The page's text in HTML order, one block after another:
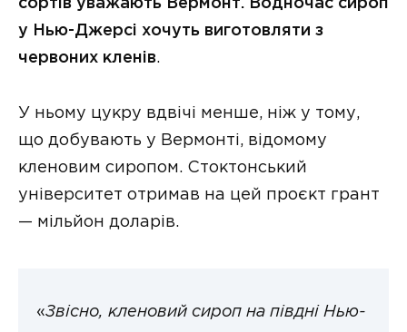
сортів уважають Вермонт. Водночас сироп
у Нью-Джерсі хочуть виготовляти з
червоних кленів.
У ньому цукру вдвічі менше, ніж у тому,
що добувають у Вермонті, відомому
кленовим сиропом. Стоктонський
університет отримав на цей проєкт грант
— мільйон доларів.
«Звісно, кленовий сироп на півдні Нью-